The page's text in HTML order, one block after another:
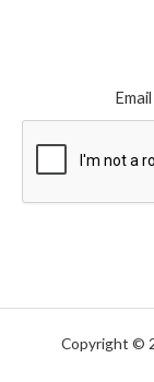
Email
Copyright ©